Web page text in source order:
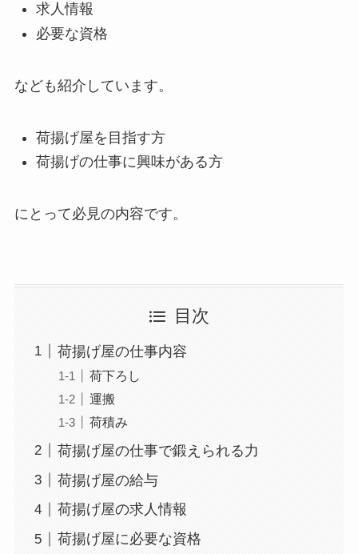
求人情報
必要な資格
なども紹介しています。
荷揚げ屋を目指す方
荷揚げの仕事に興味がある方
にとって必見の内容です。
目次
荷揚げ屋の仕事内容
荷下ろし
運搬
荷積み
荷揚げ屋の仕事で鍛えられる力
荷揚げ屋の給与
荷揚げ屋の求人情報
荷揚げ屋に必要な資格